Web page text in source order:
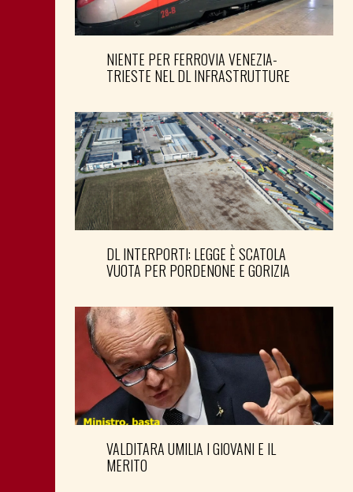
NIENTE PER FERROVIA VENEZIA-
TRIESTE NEL DL INFRASTRUTTURE
DL INTERPORTI: LEGGE È SCATOLA
VUOTA PER PORDENONE E GORIZIA
VALDITARA UMILIA I GIOVANI E IL
MERITO